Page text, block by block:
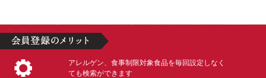
アレルゲン、食事制限対象食品を毎回設定しなく
ても検索ができます